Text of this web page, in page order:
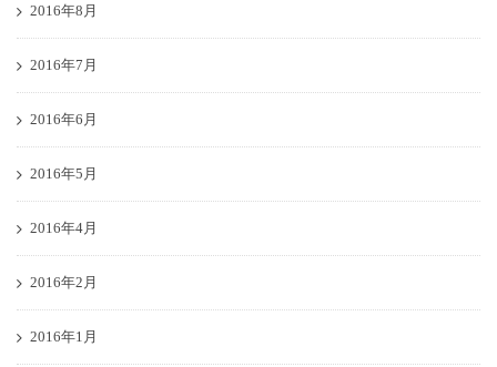
2016年8月
2016年7月
2016年6月
2016年5月
2016年4月
2016年2月
2016年1月